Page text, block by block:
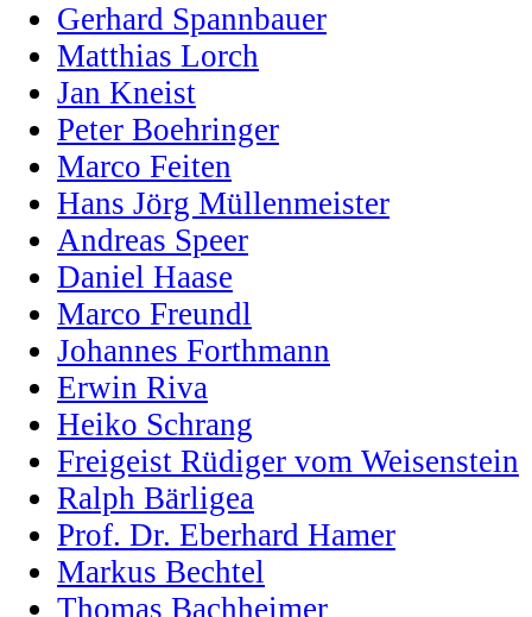
Gerhard Spannbauer
Matthias Lorch
Jan Kneist
Peter Boehringer
Marco Feiten
Hans Jörg Müllenmeister
Andreas Speer
Daniel Haase
Marco Freundl
Johannes Forthmann
Erwin Riva
Heiko Schrang
Freigeist Rüdiger vom Weisenstein
Ralph Bärligea
Prof. Dr. Eberhard Hamer
Markus Bechtel
Thomas Bachheimer